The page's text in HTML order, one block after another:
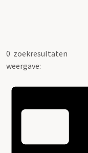
0 zoekresultaten
weergave: